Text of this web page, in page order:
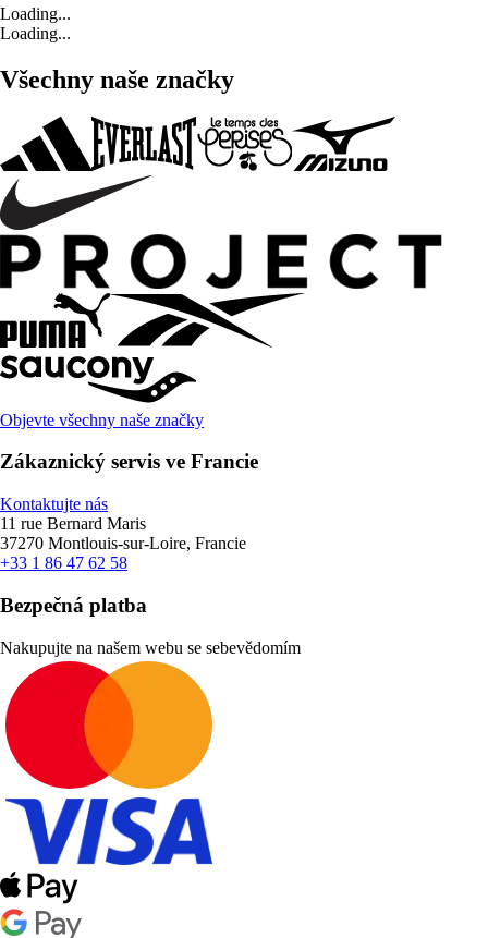
Loading...
Loading...
Všechny naše značky
Objevte všechny naše značky
Zákaznický servis ve Francie
Kontaktujte nás
11 rue Bernard Maris
37270 Montlouis-sur-Loire, Francie
+33 1 86 47 62 58
Bezpečná platba
Nakupujte na našem webu se sebevědomím